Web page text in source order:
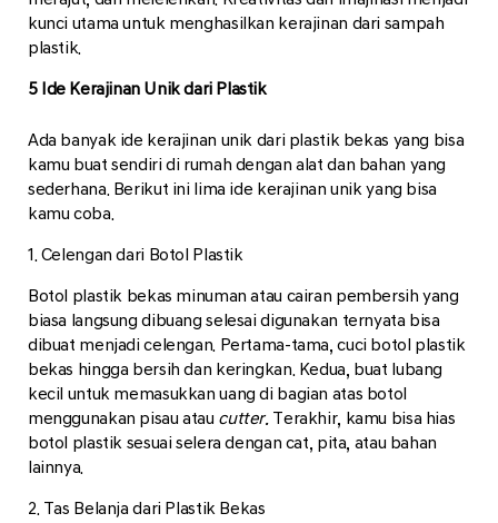
kunci utama untuk menghasilkan kerajinan dari sampah
plastik.
5 Ide Kerajinan Unik dari Plastik
Ada banyak ide kerajinan unik dari plastik bekas yang bisa
kamu buat sendiri di rumah dengan alat dan bahan yang
sederhana. Berikut ini lima ide kerajinan unik yang bisa
kamu coba.
1. Celengan dari Botol Plastik
Botol plastik bekas minuman atau cairan pembersih yang
biasa langsung dibuang selesai digunakan ternyata bisa
dibuat menjadi celengan. Pertama-tama, cuci botol plastik
bekas hingga bersih dan keringkan. Kedua, buat lubang
kecil untuk memasukkan uang di bagian atas botol
menggunakan pisau atau cutter. Terakhir, kamu bisa hias
botol plastik sesuai selera dengan cat, pita, atau bahan
lainnya.
2. Tas Belanja dari Plastik Bekas